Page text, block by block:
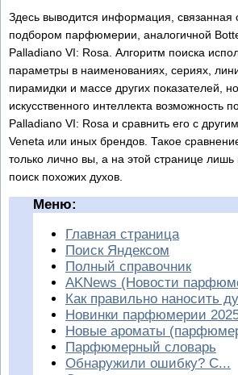
Здесь выводится информация, связанная
подбором парфюмерии, аналогичной
Palladiano VI: Rosa. Алгоритм поиска
параметры в наименованиях, сериях,
пирамидки и массе других показателей,
искусственного интеллекта возможность
Palladiano VI: Rosa и сравнить его с
Veneta или иных брендов. Такое
только лично вы, а на этой странице лишь
поиск похожих духов.
Меню:
Главная страница
Поиск Яндексом
Полный справочник
AKNews (Новости
Как правильно наносить
Новинки парфюмерии
Новые ароматы
Парфюмерный словарь
Обнаружили ошибку? С...